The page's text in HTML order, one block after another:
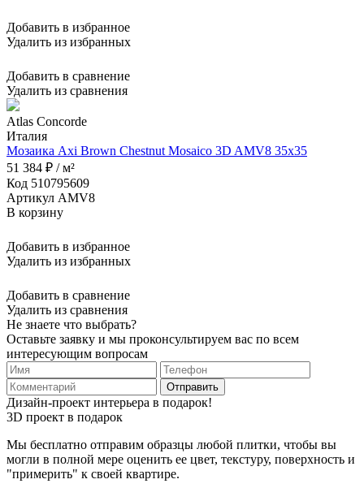
Добавить в избранное
Удалить из избранных
Добавить в сравнение
Удалить из сравнения
Atlas Concorde
Италия
Мозаика Axi Brown Chestnut Mosaico 3D AMV8 35x35
51 384 ₽ / м²
Код 510795609
Артикул AMV8
В корзину
Добавить в избранное
Удалить из избранных
Добавить в сравнение
Удалить из сравнения
Не знаете что выбрать?
Оставьте заявку и мы проконсультируем вас по всем
интересующим вопросам
Отправить
Дизайн-проект интерьера в подарок!
3D проект в подарок
Мы бесплатно отправим образцы любой плитки, чтобы вы
могли в полной мере оценить ее цвет, текстуру, поверхность и
"примерить" к своей квартире.